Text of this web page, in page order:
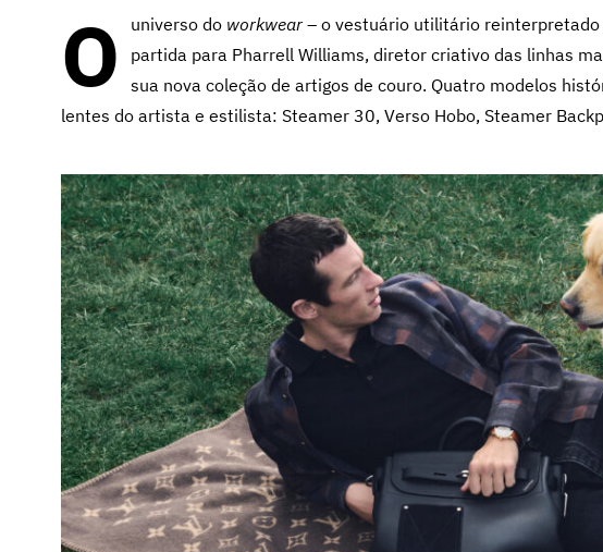
O universo do workwear – o vestuário utilitário reinterpretado
partida para Pharrell Williams, diretor criativo das linhas
sua nova coleção de artigos de couro. Quatro modelos
lentes do artista e estilista: Steamer 30, Verso Hobo, Steamer